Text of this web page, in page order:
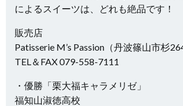
によるスイーツは、どれも絶品です！
販売店
Patisserie M’s Passion（丹波篠山市杉
TEL＆FAX 079-558-7111
・優勝「栗大福キャラメリゼ」
福知山淑徳高校